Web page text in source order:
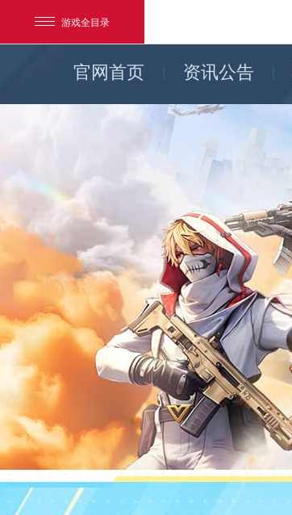
游戏全目录
网易游戏
游戏爱好者
我的足迹： 荒野行动
官网首页 资讯公告